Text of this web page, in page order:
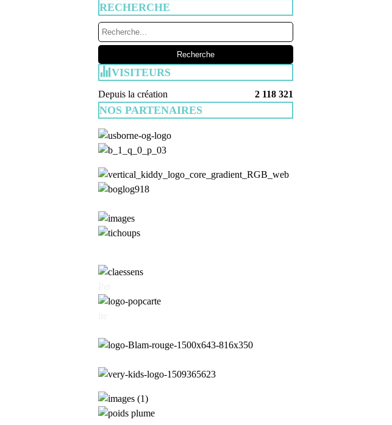
RECHERCHE
VISITEURS
Depuis la création 2 118 321
NOS PARTENAIRES